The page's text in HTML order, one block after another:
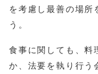
を考慮し最善の場所
う。
食事に関しても、料
か、法要を執り行う